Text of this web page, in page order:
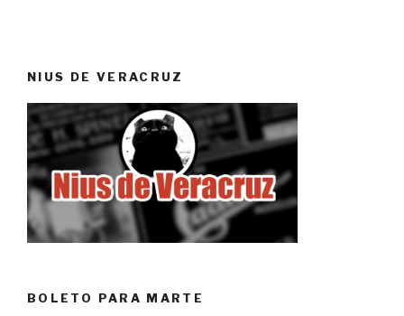
NIUS DE VERACRUZ
BOLETO PARA MARTE